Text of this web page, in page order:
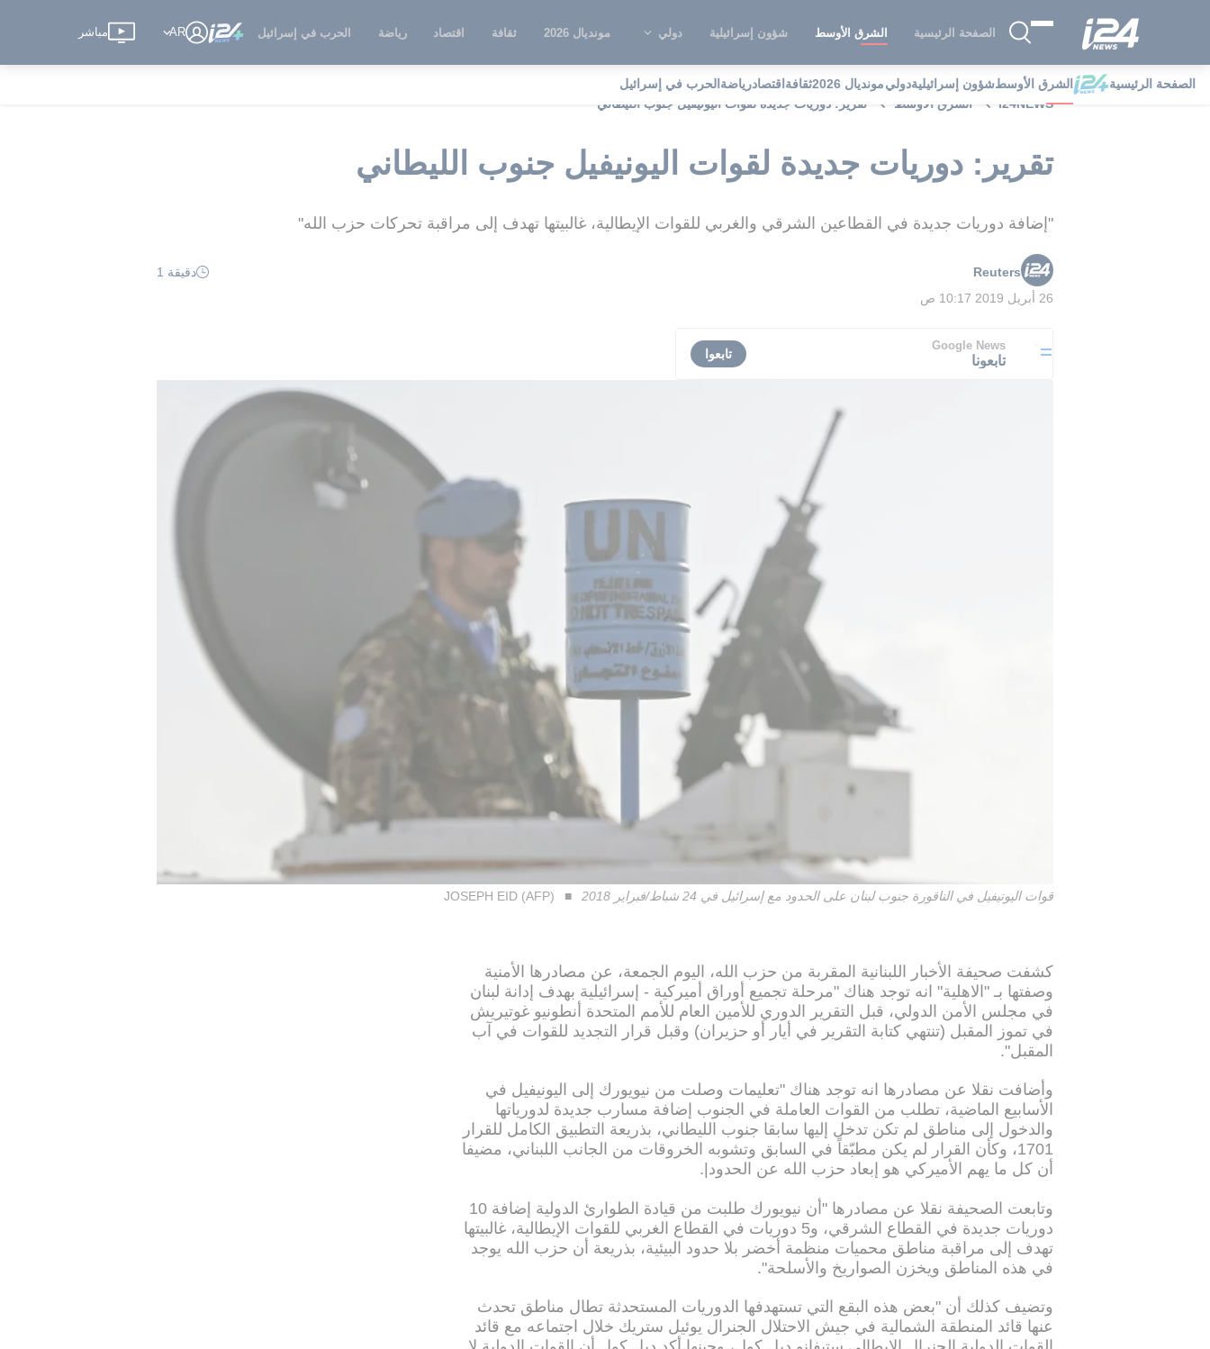
الصفحة الرئيسية الشرق الأوسط شؤون إسرائيلية دولي مونديال 2026 ثقافة اقتصاد رياضة الحرب في إسرائيل AR مباشر
الصفحة الرئيسية الشرق الأوسطشؤون إسرائيليةدوليمونديال 2026 ثقافة اقتصادرياضة الحرب في إسرائيل
i24NEWS
الشرق الأوسط تقرير: دوريات جديدة لقوات اليونيفيل جنوب الليطاني
تقرير: دوريات جديدة لقوات اليونيفيل جنوب الليطاني
"إضافة دوريات جديدة في القطاعين الشرقي والغربي للقوات الإيطالية، غالبيتها تهدف إلى مراقبة تحركات حزب الله"
Reuters
دقيقة 1
26 أبريل 2019 10:17 ص
Google News
تابعونا تابعوا
قوات اليونيفيل في الناقورة جنوب لبنان على الحدود مع إسرائيل في 24 شباط/فبراير 2018 JOSEPH EID (AFP)
كشفت صحيفة الأخبار اللبنانية المقربة من حزب الله، اليوم الجمعة، عن مصادرها الأمنية
وصفتها بـ "الاهلية" انه توجد هناك "مرحلة تجميع أوراق أميركية - إسرائيلية بهدف إدانة لبنان
في مجلس الأمن الدولي، قبل التقرير الدوري للأمين العام للأمم المتحدة أنطونيو غوتيريش
في تموز المقبل (تنتهي كتابة التقرير في أيار أو حزيران) وقبل قرار التجديد للقوات في آب
المقبل".
وأضافت نقلا عن مصادرها انه توجد هناك "تعليمات وصلت من نيويورك إلى اليونيفيل في
الأسابيع الماضية، تطلب من القوات العاملة في الجنوب إضافة مسارب جديدة لدورياتها
والدخول إلى مناطق لم تكن تدخل إليها سابقا جنوب الليطاني، بذريعة التطبيق الكامل للقرار
1701، وكأن القرار لم يكن مطبّقاً في السابق وتشوبه الخروقات من الجانب اللبناني، مضيفا
أن كل ما يهم الأميركي هو إبعاد حزب الله عن الحدود|.
وتابعت الصحيفة نقلا عن مصادرها "أن نيويورك طلبت من قيادة الطوارئ الدولية إضافة 10
دوريات جديدة في القطاع الشرقي، و5 دوريات في القطاع الغربي للقوات الإيطالية، غالبيتها
تهدف إلى مراقبة مناطق محميات منظمة أخضر بلا حدود البيئية، بذريعة أن حزب الله يوجد
في هذه المناطق ويخزن الصواريخ والأسلحة".
وتضيف كذلك أن "بعض هذه البقع التي تستهدفها الدوريات المستحدثة تطال مناطق تحدث
عنها قائد المنطقة الشمالية في جيش الاحتلال الجنرال يوئيل ستريك خلال اجتماعه مع قائد